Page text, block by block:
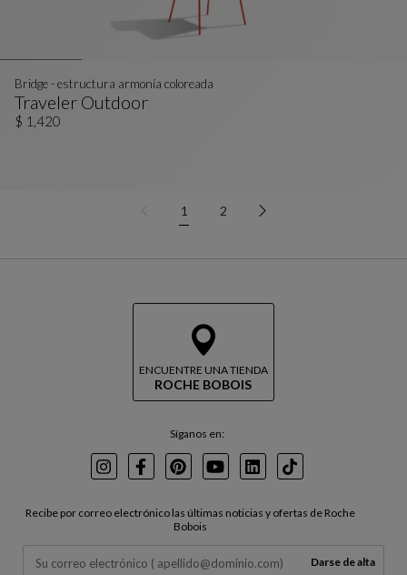
Traveler Outdoor
Bridge - Estructura Armonía Coloreada
Ver Descripción Completa
Bridge - estructura armonía coloreada
$ 1,420
1 2
ENCUENTRE UNA TIENDA
ROCHE BOBOIS
Síganos en:
InstagramFacebookPinterest
YoutubeLinkedInTikTok
Recibe por correo electrónico las últimas noticias y ofertas de Roche
Bobois
Darse de alta